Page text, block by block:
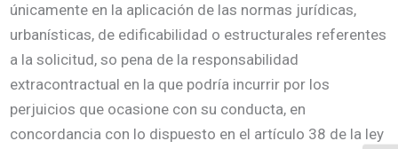
únicamente en la aplicación de las normas jurídicas,
urbanísticas, de edificabilidad o estructurales referentes
a la solicitud, so pena de la responsabilidad
extracontractual en la que podría incurrir por los
perjuicios que ocasione con su conducta, en
concordancia con lo dispuesto en el artículo 38 de la ley